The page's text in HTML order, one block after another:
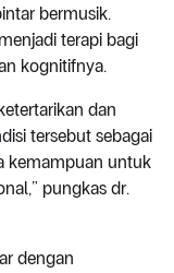
bermusik.
terapi bagi
kognitifnya.
dan
tersebut sebagai
kemampuan untuk
pungkas dr.
dengan